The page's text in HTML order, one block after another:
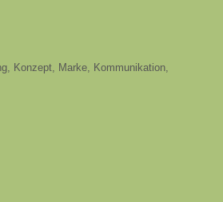
Konzept, Marke, Kommunikation,